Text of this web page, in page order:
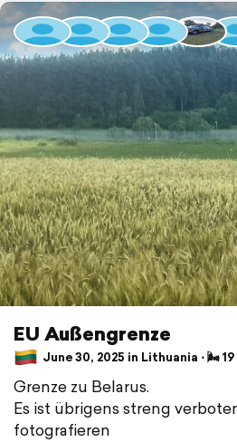
EU Außengrenze
June 30, 2025 in Lithuania ⋅ 🌬 19
Grenze zu Belarus.
Es ist übrigens streng
fotografieren